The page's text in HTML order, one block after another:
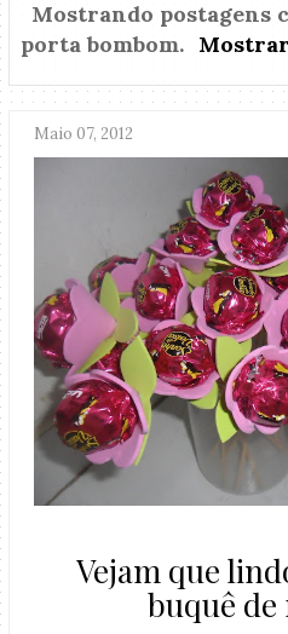
Mostrando postagens
porta bombom.
Maio 07, 2012
Vejam que
buquê de